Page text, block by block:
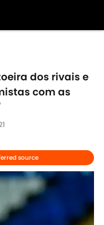
dos rivais e
com as
source